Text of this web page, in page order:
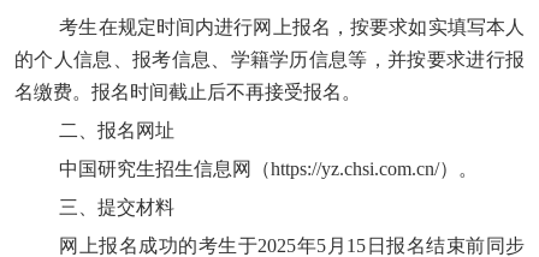
考生在规定时间内进行网上报名，按要求如实填写本人
的个人信息、报考信息、 学籍学历信息等，并按要求进行报
名缴费。报名时间截止后不再接受报名。
二、报名网址
中国研究生招生信息网（https://yz.chsi.com.cn/）。
三、提交材料
网上报名成功的考生于2025年5月1 5 日报名结束前同步